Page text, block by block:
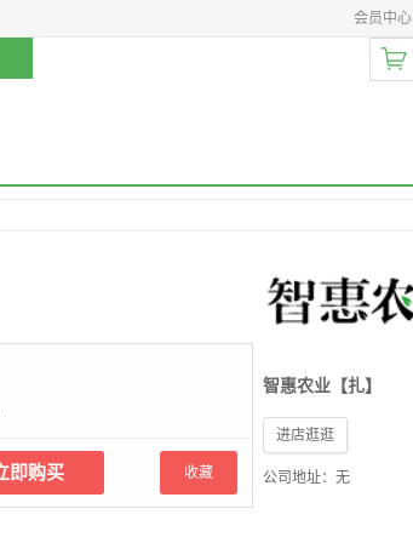
会员中心
收藏
智惠农业【扎】
进店逛逛
公司地址：无